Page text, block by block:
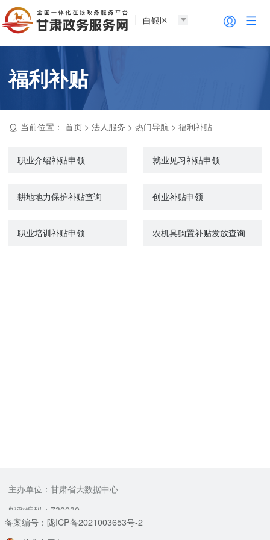
白银区
福利补贴
当前位置： 首页 >法人服务 >热门导航 >福利补贴
职业介绍补贴申领 就业见习补贴申领
耕地地力保护补贴查询 创业补贴申领
职业培训补贴申领 农机具购置补贴发放查询
主办单位：甘肃省大数据中心
邮政编码：730030
备案编号：陇ICP备2021003653号-2